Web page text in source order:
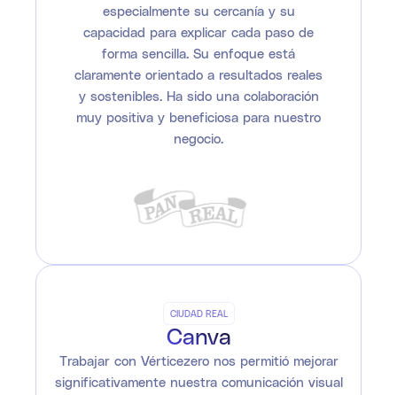
especialmente su cercanía y su
capacidad para explicar cada paso de
forma sencilla. Su enfoque está
claramente orientado a resultados reales
y sostenibles. Ha sido una colaboración
muy positiva y beneficiosa para nuestro
negocio.
CIUDAD REAL
Canva
Trabajar con Vérticezero nos permitió mejorar
significativamente nuestra comunicación visual